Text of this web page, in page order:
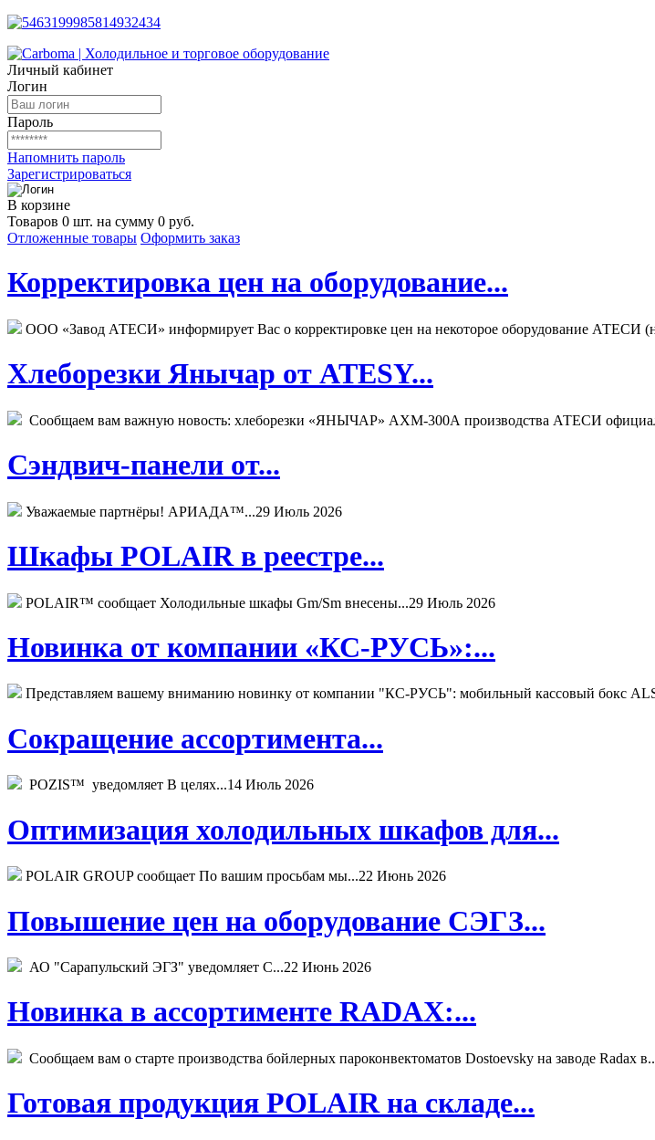
Личный кабинет
Логин
Пароль
Напомнить пароль
Зарегистрироваться
В корзине
Товаров 0 шт. на сумму 0 руб.
Отложенные товары Оформить заказ
Корректировка цен на оборудование...
ООО «Завод АТЕСИ» информирует Вас о корректировке цен на некоторое оборудование АТЕСИ
Хлеборезки Янычар от ATESY...
Сообщаем вам важную новость: хлеборезки «ЯНЫЧАР» АХМ-300А производства АТЕСИ
Сэндвич-панели от...
Уважаемые партнёры! АРИАДА™...29 Июль 2026
Шкафы POLAIR в реестре...
POLAIR™ сообщает Холодильные шкафы Gm/Sm внесены...29 Июль 2026
Новинка от компании «КС-РУСЬ»:...
Представляем вашему вниманию новинку от компании "КС-РУСЬ": мобильный кассовый бокс
Сокращение ассортимента...
POZIS™ уведомляет В целях...14 Июль 2026
Оптимизация холодильных шкафов для...
POLAIR GROUP сообщает По вашим просьбам мы...22 Июнь 2026
Повышение цен на оборудование СЭГЗ...
АО "Сарапульский ЭГЗ" уведомляет С...22 Июнь 2026
Новинка в ассортименте RADAX:...
Сообщаем вам о старте производства бойлерных пароконвектоматов Dostoevsky на заводе Radax
Готовая продукция POLAIR на складе...